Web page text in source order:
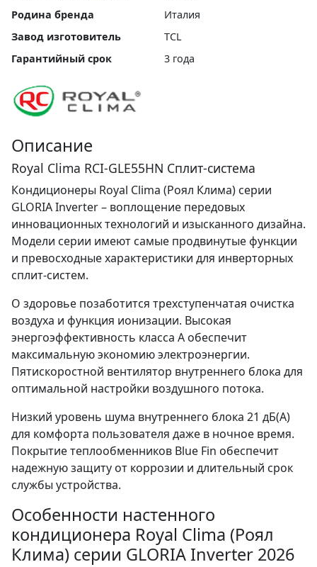
Родина бренда
Италия
Завод изготовитель
TCL
Гарантийный срок
3 года
Описание
Royal Clima RCI-GLE55HN Сплит-система
Кондиционеры Royal Clima (Роял Клима) серии
GLORIA Inverter – воплощение передовых
инновационных технологий и изысканного дизайна.
Модели серии имеют самые продвинутые функции
и превосходные характеристики для инверторных
сплит-систем.
О здоровье позаботится трехступенчатая очистка
воздуха и функция ионизации. Высокая
энергоэффективность класса A обеспечит
максимальную экономию электроэнергии.
Пятискоростной вентилятор внутреннего блока для
оптимальной настройки воздушного потока.
Низкий уровень шума внутреннего блока 21 дБ(А)
для комфорта пользователя даже в ночное время.
Покрытие теплообменников Blue Fin обеспечит
надежную защиту от коррозии и длительный срок
службы устройства.
Особенности настенного
кондиционера Royal Clima (Роял
Клима) серии GLORIA Inverter 2026